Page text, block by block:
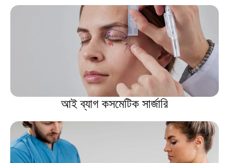
আই ব্যাগ কসমেটিক সার্জারি